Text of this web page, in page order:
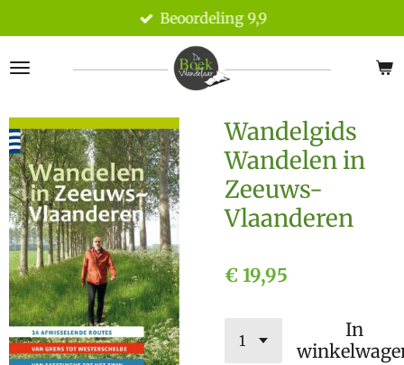
direct
naar
Beoordeling 9,9
Wandelgids
Wandelen in
Zeeuws-
Vlaanderen
€ 19,95
In